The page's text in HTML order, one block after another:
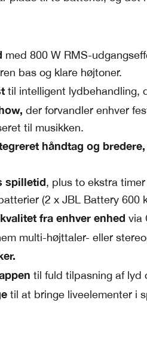
med 800 W RMS-
bas og klare højtoner.
til intelligent lydbehandling,
der forvandler enhver
til musikken.
håndtag og
spilletid, plus to ekstra
(2 x JBL Battery 600
fra enhver enhed via
multi-højttaler- eller
til fuld tilpasning af lyd
til at bringe liveelementer i